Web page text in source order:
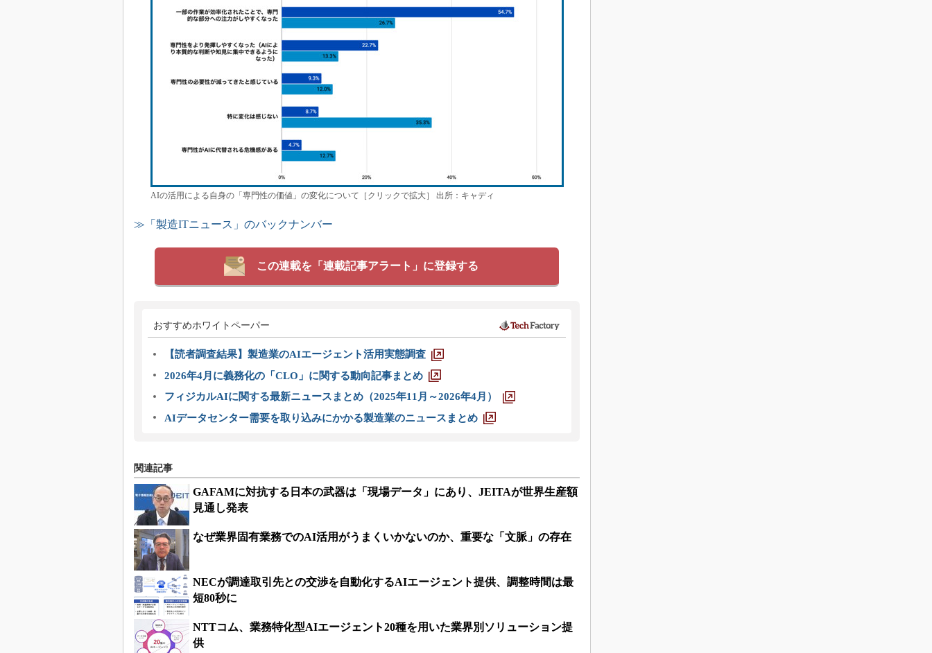
AIの活用による自身の「専門性の価値」の変化について［クリックで拡大］ 出所：キャディ
≫「製造ITニュース」のバックナンバー
この連載を「連載記事アラート」に登録する
おすすめホワイトペーパー
【読者調査結果】製造業のAIエージェント活用実態調査
2026年4月に義務化の「CLO」に関する動向記事まとめ
フィジカルAIに関する最新ニュースまとめ（2025年11月～2026年4月）
AIデータセンター需要を取り込みにかかる製造業のニュースまとめ
関連記事
GAFAMに対抗する日本の武器は「現場データ」にあり、JEITAが世界生産額
見通し発表
なぜ業界固有業務でのAI活用がうまくいかないのか、重要な「文脈」の存在
NECが調達取引先との交渉を自動化するAIエージェント提供、調整時間は最
短80秒に
NTTコム、業務特化型AIエージェント20種を用いた業界別ソリューション提
供